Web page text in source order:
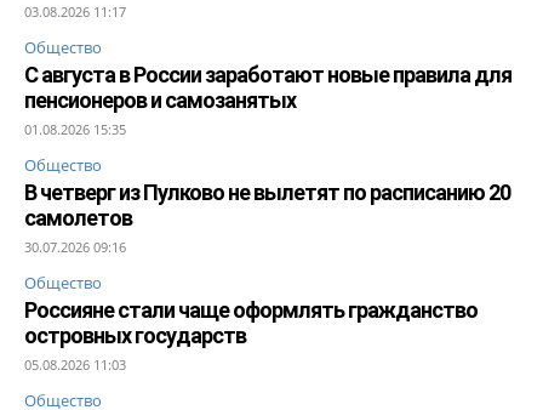
03.08.2026 11:17
Общество
С августа в России заработают новые правила для
пенсионеров и самозанятых
01.08.2026 15:35
Общество
В четверг из Пулково не вылетят по расписанию 20
самолетов
30.07.2026 09:16
Общество
Россияне стали чаще оформлять гражданство
островных государств
05.08.2026 11:03
Общество